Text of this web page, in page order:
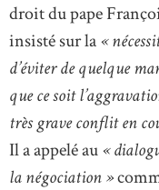
droit du pape
insisté sur la«
d’éviter de quelque
que ce soit
très grave conflit en
Il a appelé au«
la négociation »